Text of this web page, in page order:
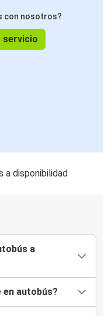
con nosotros?
servicio
a disponibilidad
a
en autobús?